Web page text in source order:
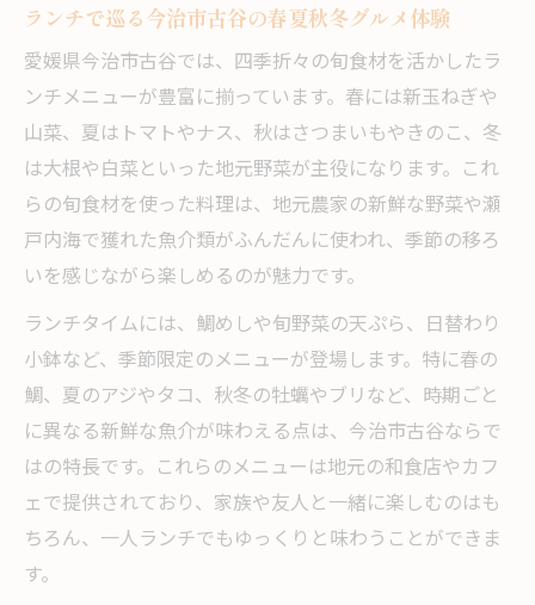
鯛めしも登場！季節ごとに変わる古谷のランチ
事情
ランチで楽しむ今治市古谷の鯛めしの魅力
季節限定ランチに登場する鯛めしの特徴
今治市のランチで味わう絶品鯛めし体験
古谷のランチ事情と鯛めしのおすすめポイ
ント
人気の鯛めしランチで味わう地元の味覚
郷土料理を満喫できる今治市古谷の季節ランチ
案内
今治市古谷で味わう郷土料理ランチの魅力
季節限定の郷土料理をランチで楽しむ方法
伝統の味を守る今治古谷のランチスポット
郷土料理を取り入れた季節ランチ特集
ランチで巡る今治市古谷の春夏秋冬グルメ体験
愛媛県今治市古谷では、四季折々の旬食材を活かしたラ
ンチメニューが豊富に揃っています。春には新玉ねぎや
山菜、夏はトマトやナス、秋はさつまいもやきのこ、冬
は大根や白菜といった地元野菜が主役になります。これ
らの旬食材を使った料理は、地元農家の新鮮な野菜や瀬
戸内海で獲れた魚介類がふんだんに使われ、季節の移ろ
いを感じながら楽しめるのが魅力です。
ランチタイムには、鯛めしや旬野菜の天ぷら、日替わり
小鉢など、季節限定のメニューが登場します。特に春の
鯛、夏のアジやタコ、秋冬の牡蠣やブリなど、時期ごと
に異なる新鮮な魚介が味わえる点は、今治市古谷ならで
はの特長です。これらのメニューは地元の和食店やカフ
ェで提供されており、家族や友人と一緒に楽しむのはも
ちろん、一人ランチでもゆっくりと味わうことができま
す。